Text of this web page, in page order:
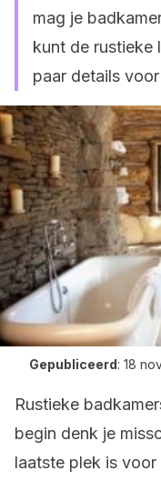
mag je
kunt de rustieke
paar details
Gepubliceerd: 18
Rustieke
begin denk je
laatste plek is